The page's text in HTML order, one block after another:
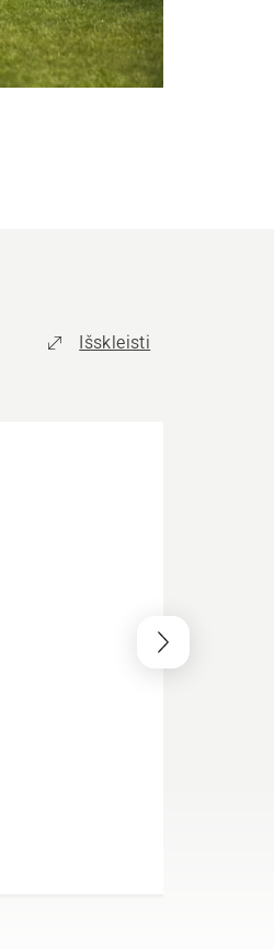
Išskleisti